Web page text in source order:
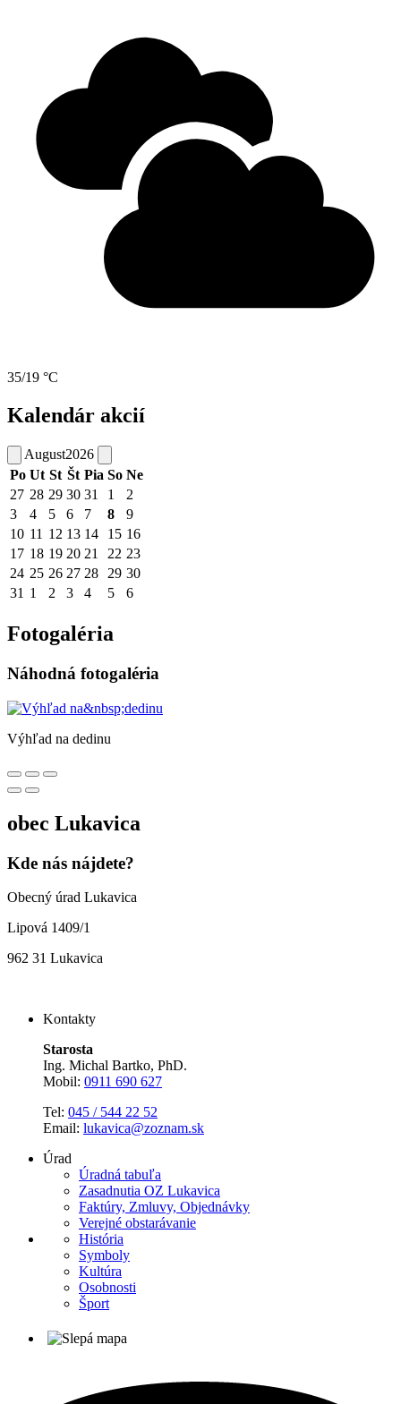
35/19 °C
Kalendár akcií
August2026
Po Ut St Št Pia So Ne
27 28 29 30 31 1
2
3
4 5 6 7 8
9
10 11 12 13 14 15 16
17 18 19 20 21 22 23
24 25 26 27 28 29 30
31 1 2 3 4 5 6
Fotogaléria
Náhodná fotogaléria
Výhľad na dedinu
obec Lukavica
Kde nás nájdete?
Obecný úrad Lukavica
Lipová 1409/1
962 31 Lukavica
Kontakty
Starosta
Ing. Michal Bartko, PhD.
Mobil: 0911 690 627
Tel: 045 / 544 22 52
Email: lukavica@zoznam.sk
Úrad
Úradná tabuľa
Zasadnutia OZ Lukavica
Faktúry, Zmluvy, Objednávky
Verejné obstarávanie
História
Symboly
Kultúra
Osobnosti
Šport